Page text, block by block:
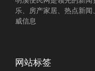
乐、房产家居、热点新
威信息
网站标签